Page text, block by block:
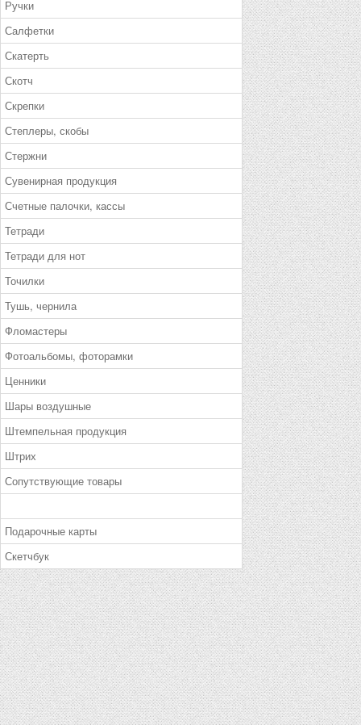
Ручки
Салфетки
Скатерть
Скотч
Скрепки
Степлеры, скобы
Стержни
Сувенирная продукция
Счетные палочки, кассы
Тетради
Тетради для нот
Точилки
Тушь, чернила
Фломастеры
Фотоальбомы, фоторамки
Ценники
Шары воздушные
Штемпельная продукция
Штрих
Сопутствующие товары
Подарочные карты
Скетчбук